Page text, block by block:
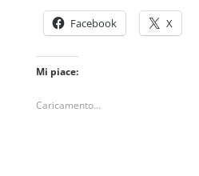
Facebook X
Mi piace:
Caricamento...